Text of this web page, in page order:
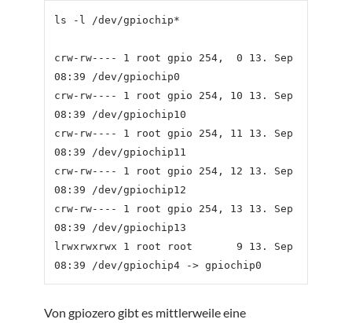
ls -l /dev/gpiochip*
crw-rw---- 1 root gpio 254,  0 13. Sep
08:39 /dev/gpiochip0
crw-rw---- 1 root gpio 254, 10 13. Sep
08:39 /dev/gpiochip10
crw-rw---- 1 root gpio 254, 11 13. Sep
08:39 /dev/gpiochip11
crw-rw---- 1 root gpio 254, 12 13. Sep
08:39 /dev/gpiochip12
crw-rw---- 1 root gpio 254, 13 13. Sep
08:39 /dev/gpiochip13
lrwxrwxrwx 1 root root       9 13. Sep
Von gpiozero gibt es mittlerweile eine